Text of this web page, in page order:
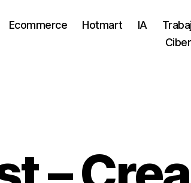
Ecommerce Hotmart IA